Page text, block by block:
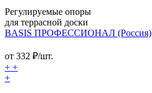
Регулируемые опоры
для террасной доски
BASIS ПРОФЕССИОНАЛ (Россия)
от 332 ₽/шт.
+ +
+